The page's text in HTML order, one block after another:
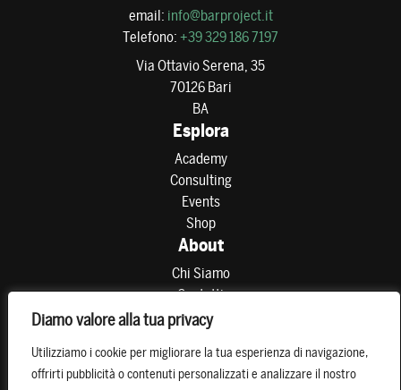
Diamo valore alla tua privacy
Utilizziamo i cookie per migliorare la tua esperienza di navigazione,
offrirti pubblicità o contenuti personalizzati e analizzare il nostro
email: info@barproject.it
Telefono: +39 329 186 7197
Via Ottavio Serena, 35
70126 Bari
BA
Esplora
Academy
Consulting
Events
Shop
About
Chi Siamo
Contatti
Partner
Resta connesso